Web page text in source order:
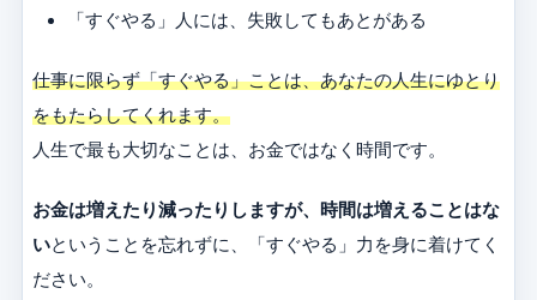
「すぐやる」人には、失敗してもあとがある
仕事に限らず「すぐやる」ことは、あなたの人生にゆとり
をもたらしてくれます。
人生で最も大切なことは、お金ではなく時間です。
お金は増えたり減ったりしますが、時間は増えることはな
いということを忘れずに、「すぐやる」力を身に着けてく
ださい。